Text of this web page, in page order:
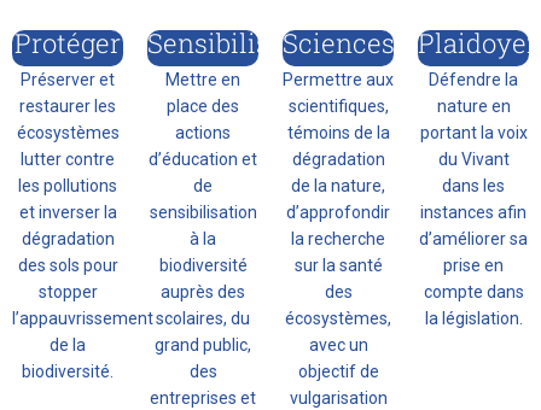
Protéger
Préserver et
restaurer les
écosystèmes
lutter contre
les pollutions
et inverser la
dégradation
des sols pour
stopper
l’appauvrissement
de la
biodiversité.
Sensibiliser
Mettre en
place des
actions
d’éducation et
de
sensibilisation
à la
biodiversité
auprès des
scolaires, du
grand public,
des
entreprises et
Sciences
Permettre aux
scientifiques,
témoins de la
dégradation
de la nature,
d’approfondir
la recherche
sur la santé
des
écosystèmes,
avec un
objectif de
vulgarisation
Plaidoyer
Défendre la
nature en
portant la voix
du Vivant
dans les
instances afin
d’améliorer sa
prise en
compte dans
la législation.